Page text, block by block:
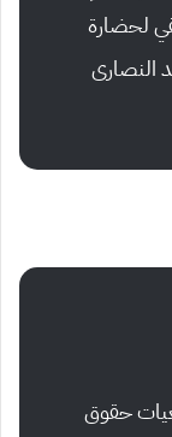
لحضارة
النصارى
حقوق